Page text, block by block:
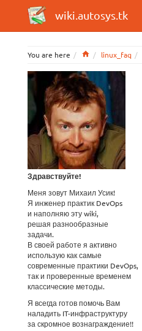
wiki.autosys.tk
You are here Homelinux_faq
Здравствуйте!
Меня зовут Михаил Усик!
Я инженер практик DevOps
и наполняю эту wiki,
решая разнообразные
задачи.
В своей работе я активно
использую как самые
современные практики DevOps,
так и проверенные временем
классические методы.
Я всегда готов помочь Вам
наладить IT-инфраструктуру
за скромное вознаграждение!!